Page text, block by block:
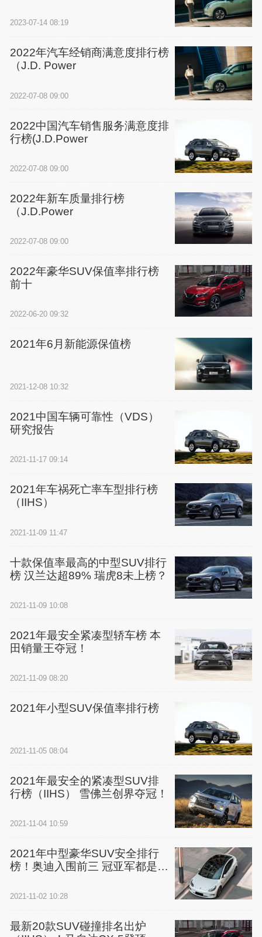
2023-07-14 08:19
2022年汽车经销商满意度排行榜
（J.D. Power
2022-07-08 09:00
2022中国汽车销售服务满意度排
行榜(J.D.Power
2022-07-08 09:00
2022年新车质量排行榜
（J.D.Power
2022-07-08 09:00
2022年豪华SUV保值率排行榜
前十
2022-06-20 09:32
2021年6月新能源保值榜
2021-12-08 10:32
2021中国车辆可靠性（VDS）
研究报告
2021-11-17 09:14
2021年车祸死亡率车型排行榜
（IIHS）
2021-11-09 11:47
十款保值率最高的中型SUV排行
榜 汉兰达超89% 瑞虎8未上榜？
2021-11-09 10:08
2021年最安全紧凑型轿车榜 本
田销量王夺冠！
2021-11-09 08:20
2021年小型SUV保值率排行榜
2021-11-05 08:04
2021年最安全的紧凑型SUV排
行榜（IIHS） 雪佛兰创界夺冠！
2021-11-04 10:59
2021年中型豪华SUV安全排行
榜！奥迪入围前三 冠亚军都是讴
2021-11-02 10:28
最新20款SUV碰撞排名出炉